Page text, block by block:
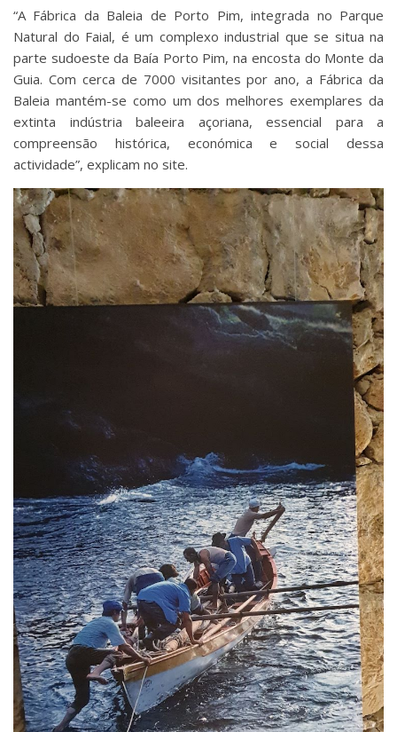
“A Fábrica da Baleia de Porto Pim, integrada no Parque
Natural do Faial, é um complexo industrial que se situa na
parte sudoeste da Baía Porto Pim, na encosta do Monte da
Guia. Com cerca de 7000 visitantes por ano, a Fábrica da
Baleia mantém-se como um dos melhores exemplares da
extinta indústria baleeira açoriana, essencial para a
compreensão histórica, económica e social dessa
actividade”, explicam no site.